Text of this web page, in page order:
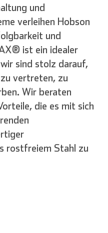
und
verleihen Hobson
und
ist ein idealer
sind stolz darauf,
vertreten, zu
Wir beraten
die es mit sich
rostfreiem Stahl zu